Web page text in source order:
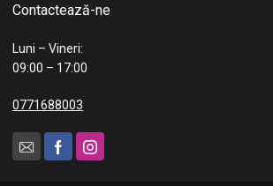
Contactează-ne
Luni – Vineri:
09:00 – 17:00
0771688003